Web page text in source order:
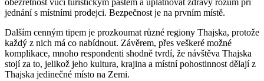
obezřetnost vůči turistickým pastem a uplatňovat zdravý rozum při
jednání s místními prodejci. Bezpečnost je na prvním místě.
Dalším cenným tipem je prozkoumat různé regiony Thajska, protože
každý z nich má co nabídnout. Závěrem, přes veškeré možné
komplikace, mnoho respondenti shodně tvrdí, že návštěva Thajska
stojí za to, jelikož jeho kultura, krajina a místní pohostinnost dělají z
Thajska jedinečné místo na Zemi.